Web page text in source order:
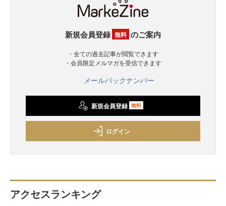
新規会員登録 無料 のご案内
・全ての過去記事が閲覧できます
・会員限定メルマガを受信できます
メールバックナンバー
新規会員登録 無料
ログイン
アクセスランキング